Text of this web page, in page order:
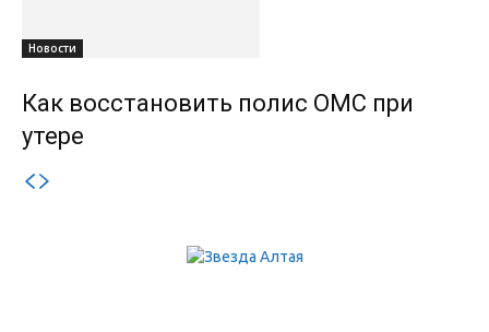
Новости
Как восстановить полис ОМС при
утере